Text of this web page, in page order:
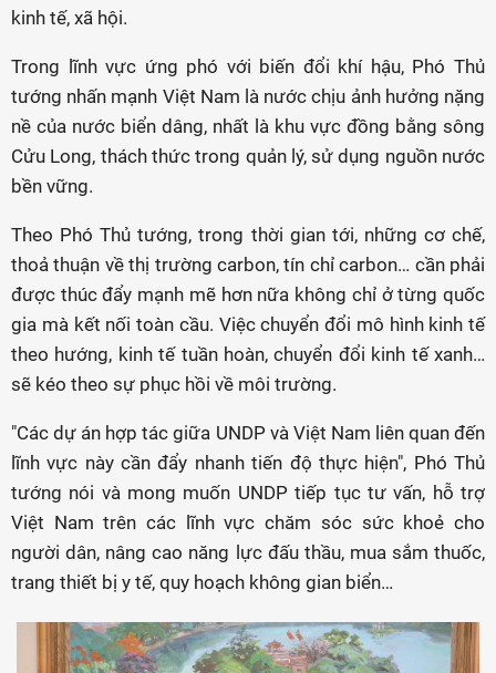
kinh tế, xã hội.
Trong lĩnh vực ứng phó với biến đổi khí hậu, Phó Thủ
tướng nhấn mạnh Việt Nam là nước chịu ảnh hưởng nặng
nề của nước biển dâng, nhất là khu vực đồng bằng sông
Cửu Long, thách thức trong quản lý, sử dụng nguồn nước
bền vững.
Theo Phó Thủ tướng, trong thời gian tới, những cơ chế,
thoả thuận về thị trường carbon, tín chỉ carbon… cần phải
được thúc đẩy mạnh mẽ hơn nữa không chỉ ở từng quốc
gia mà kết nối toàn cầu. Việc chuyển đổi mô hình kinh tế
theo hướng, kinh tế tuần hoàn, chuyển đổi kinh tế xanh…
sẽ kéo theo sự phục hồi về môi trường.
"Các dự án hợp tác giữa UNDP và Việt Nam liên quan đến
lĩnh vực này cần đẩy nhanh tiến độ thực hiện", Phó Thủ
tướng nói và mong muốn UNDP tiếp tục tư vấn, hỗ trợ
Việt Nam trên các lĩnh vực chăm sóc sức khoẻ cho
người dân, nâng cao năng lực đấu thầu, mua sắm thuốc,
trang thiết bị y tế, quy hoạch không gian biển…